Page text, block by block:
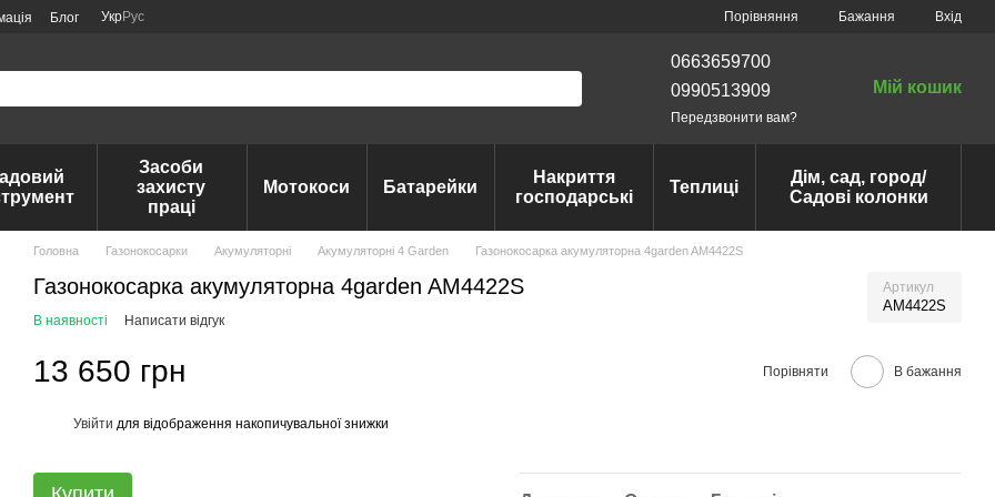
Блог УкрРус Порівняння Бажання Вхід
0663659700
0990513909
Передзвонити вам?
Мій кошик
Засоби
захисту
праці
Мотокоси Батарейки
Накриття
господарські
Теплиці
Дім, сад, город/
Садові колонки
Головна Газонокосарки Акумуляторні Акумуляторні 4 Garden Газонокосарка акумуляторна 4garden AM4422S
Газонокосарка акумуляторна 4garden AM4422S Артикул
AM4422S
В наявності Написати відгук
13 650 грн Порівняти В бажання
Увійти для відображення накопичувальної знижки